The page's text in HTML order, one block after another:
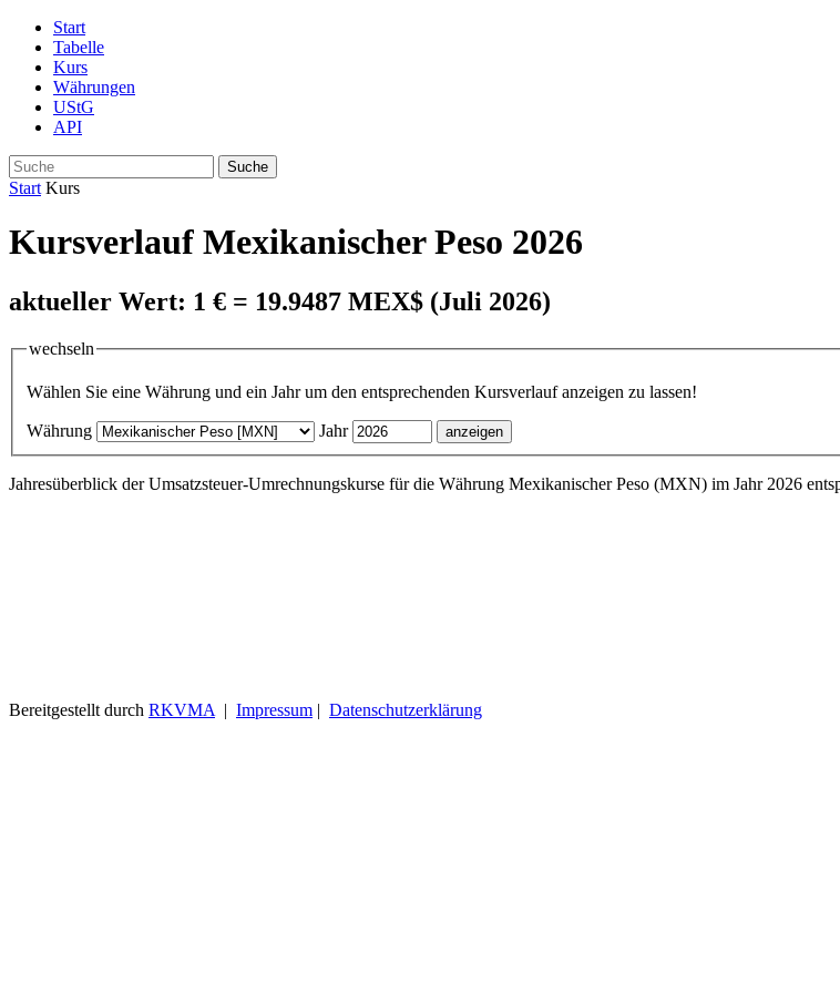
Start
Tabelle
Kurs
Währungen
UStG
API
Suche
Start Kurs
Kursverlauf Mexikanischer Peso 2026
aktueller Wert: 1 € = 19.9487 MEX$ (Juli 2026)
wechseln
Wählen Sie eine Währung und ein Jahr um den entsprechenden Kursverlauf anzeigen zu lassen!
Währung Jahr
Jahresüberblick der Umsatzsteuer-Umrechnungskurse für die Währung Mexikanischer Peso (MXN) im Jahr 2026
Bereitgestellt durch RKVMA | Impressum | Datenschutzerklärung